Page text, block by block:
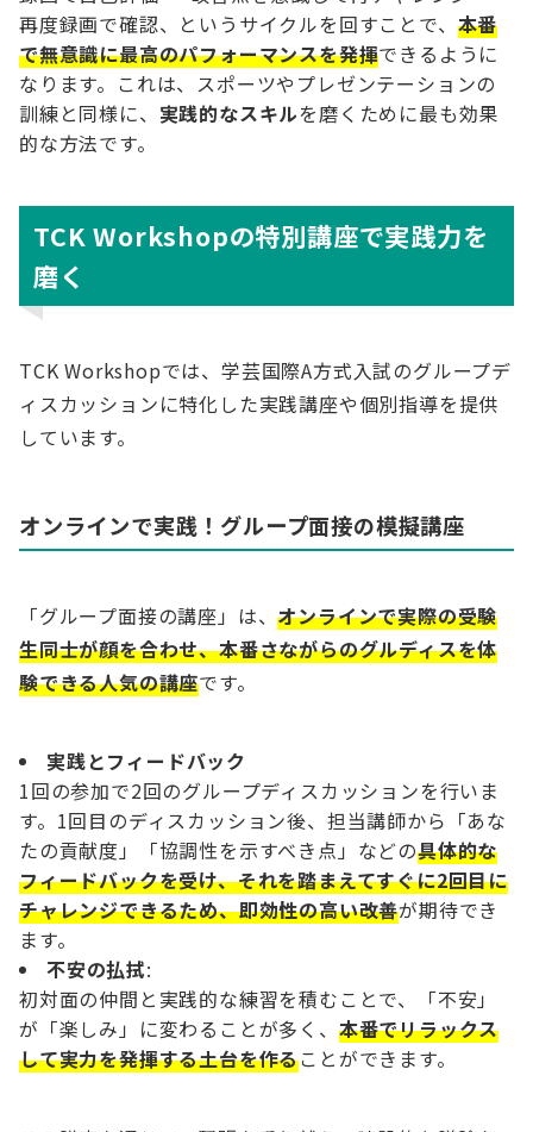
再度録画で確認、というサイクルを回すことで、 本番
で無意識に最高のパフォーマンスを発揮できるように
なります。これは、スポーツやプレゼンテーションの
訓練と同様に、 実践的なスキルを磨くために最も効果
的な方法です。
TCK Workshopの特別講座で実践力を
磨く
TCK Workshopでは、学芸国際A方式入試のグループデ
ィスカッションに特化した実践講座や個別指導を提供
しています。
オンラインで実践！グループ面接の模擬講座
「グループ面接の講座」は、オンラインで実際の受験
生同士が顔を合わせ、本番さながらのグルディスを体
験できる人気の講座です。
実践とフィードバック
1回の参加で2回のグループディスカッションを行いま
す。1回目のディスカッション後、担当講師から「あな
たの貢献度」「協調性を示すべき点」などの具体的な
フィードバックを受け、それを踏まえてすぐに2回目に
チャレンジできるため、即効性の高い改善が期待でき
ます。
不安の払拭:
初対面の仲間と実践的な練習を積むことで、「不安」
が「楽しみ」に変わることが多く、 本番でリラックス
して実力を発揮する土台を作ることができます。